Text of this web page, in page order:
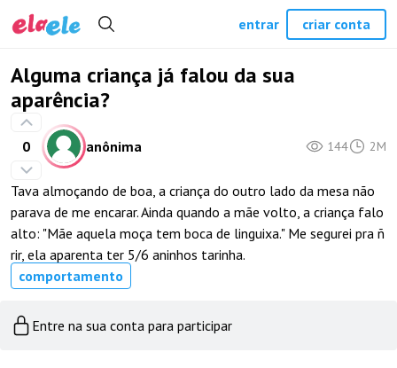
Alguma criança já falou da sua
aparência?
0 anônima 144 2M
Tava almoçando de boa, a criança do outro lado da mesa não
parava de me encarar. Ainda quando a mãe volto, a criança falo
alto: "Mãe aquela moça tem boca de linguixa." Me segurei pra ñ
rir, ela aparenta ter 5/6 aninhos tarinha.
comportamento
Entre na sua conta para participar
entrar criar conta